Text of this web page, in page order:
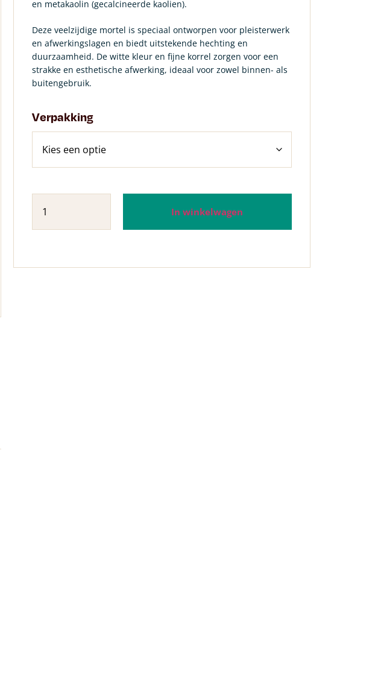
en metakaolin (gecalcineerde kaolien).
Deze veelzijdige mortel is speciaal ontworpen voor pleisterwerk
en afwerkingslagen en biedt uitstekende hechting en
duurzaamheid. De witte kleur en fijne korrel zorgen voor een
strakke en esthetische afwerking, ideaal voor zowel binnen- als
buitengebruik.
Verpakking
In winkelwagen